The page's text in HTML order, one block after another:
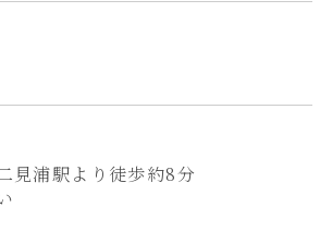
見浦駅より徒歩約8分